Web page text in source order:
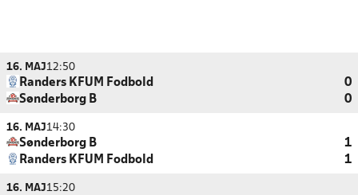
16. MAJ12:50
Randers KFUM Fodbold
0
Sønderborg B
0
16. MAJ14:30
Sønderborg B
1
Randers KFUM Fodbold
1
16. MAJ15:20